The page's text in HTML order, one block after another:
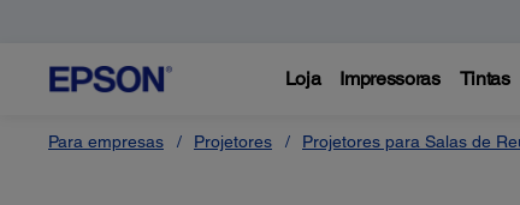
Loja Impressoras Tintas
Para empresas Projetores Projetores para Salas de